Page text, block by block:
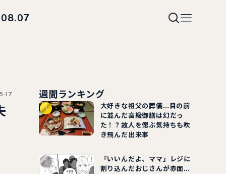
08.07
17 週間ランキング
大好きな祖父の葬儀…目の前
に並んだ高級御膳は幻だっ
た！？故人を偲ぶ気持ちも吹
き飛んだ出来事
「いいんだよ、ママ」レジに
割り込んだおじさんが赤面…